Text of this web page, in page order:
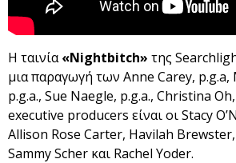
Η ταινία«Nightbitch» της
μια παραγωγή των Anne Carey,
p.g.a., Sue Naegle, p.g.a., Christina
executive producers είναι οι Stacy
Allison Rose Carter, Havilah
Sammy Scher και Rachel Yoder.